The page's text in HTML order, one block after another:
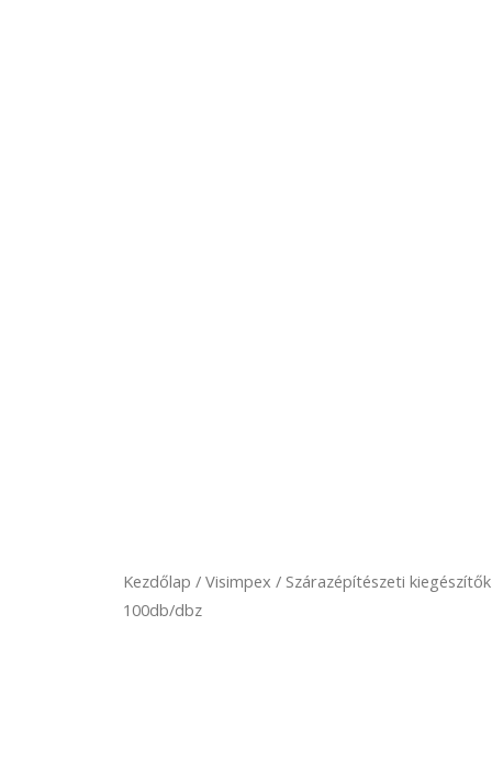
Kezdőlap / Visimpex / Szárazépítészeti kiegészítők
100db/dbz